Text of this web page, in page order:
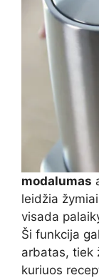
modalumas
leidžia
visada
Ši funkcija
arbatas, tiek
kuriuos